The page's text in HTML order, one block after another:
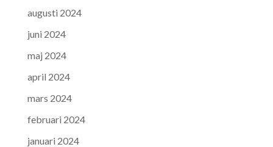
augusti 2024
juni 2024
maj 2024
april 2024
mars 2024
februari 2024
januari 2024